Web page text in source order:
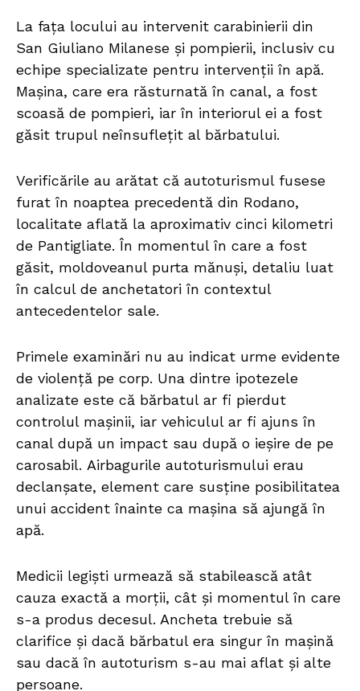
La fața locului au intervenit carabinierii din
San Giuliano Milanese și pompierii, inclusiv cu
echipe specializate pentru intervenții în apă.
Mașina, care era răsturnată în canal, a fost
scoasă de pompieri, iar în interiorul ei a fost
găsit trupul neînsuflețit al bărbatului.
Verificările au arătat că autoturismul fusese
furat în noaptea precedentă din Rodano,
localitate aflată la aproximativ cinci kilometri
de Pantigliate. În momentul în care a fost
găsit, moldoveanul purta mănuși, detaliu luat
în calcul de anchetatori în contextul
antecedentelor sale.
Primele examinări nu au indicat urme evidente
de violență pe corp. Una dintre ipotezele
analizate este că bărbatul ar fi pierdut
controlul mașinii, iar vehiculul ar fi ajuns în
canal după un impact sau după o ieșire de pe
carosabil. Airbagurile autoturismului erau
declanșate, element care susține posibilitatea
unui accident înainte ca mașina să ajungă în
apă.
Medicii legiști urmează să stabilească atât
cauza exactă a morții, cât și momentul în care
s-a produs decesul. Ancheta trebuie să
clarifice și dacă bărbatul era singur în mașină
sau dacă în autoturism s-au mai aflat și alte
persoane.